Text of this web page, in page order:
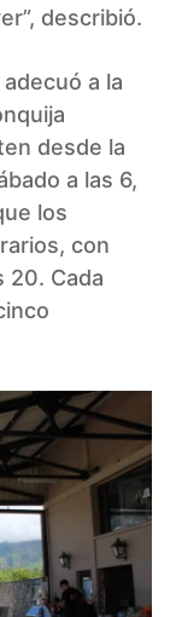
describió.
a la
desde la
a las 6,
los
con
20. Cada